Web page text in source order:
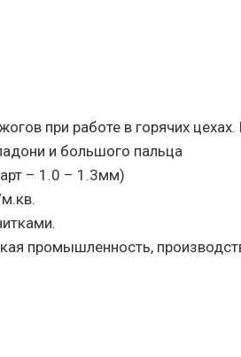
при работе в горячих
и большого пальца
– 1.0 – 1.3мм)
промышленность,